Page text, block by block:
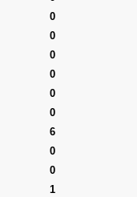
0
0
0
0
0
0
6
0
0
1